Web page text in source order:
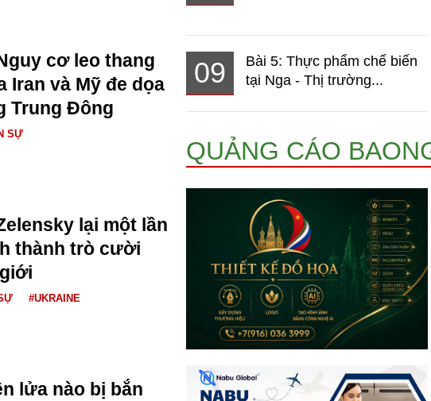
cơ leo thang
Iran và Mỹ đe dọa
Trung Đông
SỰ
lại một lần
thành trò cười
#UKRAINE
lửa nào bị bắn
09
Bài 5: Thực phẩm chế biến
tại Nga - Thị trường...
QUẢNG CÁO